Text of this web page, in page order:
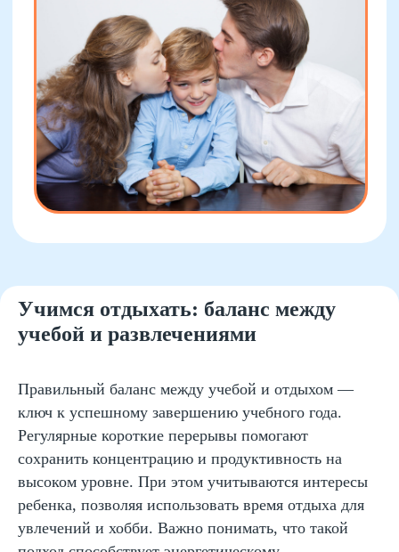
Учимся отдыхать: баланс между
учебой и развлечениями
Правильный баланс между учебой и отдыхом —
ключ к успешному завершению учебного года.
Регулярные короткие перерывы помогают
сохранить концентрацию и продуктивность на
высоком уровне. При этом учитываются интересы
ребенка, позволяя использовать время отдыха для
увлечений и хобби. Важно понимать, что такой
Есть вопросы?
Мы поможем вам!
Скорочтение
Ментальная арифметика
Математика
Программы